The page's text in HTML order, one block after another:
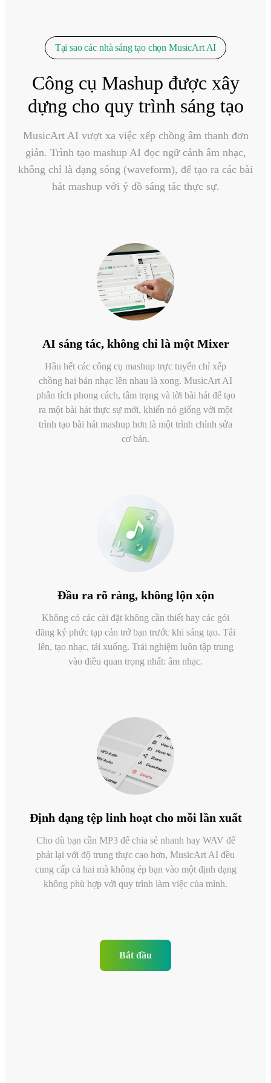
Tại sao các nhà sáng tạo chọn MusicArt AI
Công cụ Mashup được xây
dựng cho quy trình sáng tạo
MusicArt AI vượt xa việc xếp chồng âm thanh đơn
giản. Trình tạo mashup AI đọc ngữ cảnh âm nhạc,
không chỉ là dạng sóng (waveform), để tạo ra các bài
hát mashup với ý đồ sáng tác thực sự.
AI sáng tác, không chỉ là một Mixer
Hầu hết các công cụ mashup trực tuyến chỉ xếp
chồng hai bản nhạc lên nhau là xong. MusicArt AI
phân tích phong cách, tâm trạng và lời bài hát để tạo
ra một bài hát thực sự mới, khiến nó giống với một
trình tạo bài hát mashup hơn là một trình chỉnh sửa
cơ bản.
Đầu ra rõ ràng, không lộn xộn
Không có các cài đặt không cần thiết hay các gói
đăng ký phức tạp cản trở bạn trước khi sáng tạo. Tải
lên, tạo nhạc, tải xuống. Trải nghiệm luôn tập trung
vào điều quan trọng nhất: âm nhạc.
Định dạng tệp linh hoạt cho mỗi lần xuất
Cho dù bạn cần MP3 để chia sẻ nhanh hay WAV để
phát lại với độ trung thực cao hơn, MusicArt AI đều
cung cấp cả hai mà không ép bạn vào một định dạng
không phù hợp với quy trình làm việc của mình.
Bắt đầu